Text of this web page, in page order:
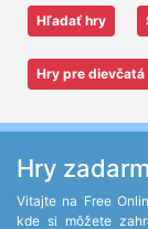
Hľadať hry
Hry pre dievčatá
Hry
Vitajte na Free
kde si môžete